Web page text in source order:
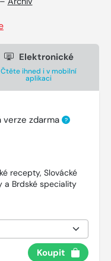
Elektronické
Čtěte ihned i v mobilní
aplikaci
zdarma ?
recepty, Slovácké
a Brdské speciality
Koupit